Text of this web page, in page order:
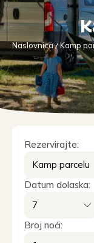
Naslovnica Kamp
Rezervirajte:
Datum dolaska:
Broj noći: